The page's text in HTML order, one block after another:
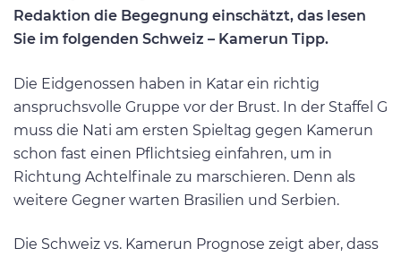
Redaktion die Begegnung einschätzt, das lesen
Sie im folgenden Schweiz – Kamerun Tipp.
Die Eidgenossen haben in Katar ein richtig
anspruchsvolle Gruppe vor der Brust. In der Staffel G
muss die Nati am ersten Spieltag gegen Kamerun
schon fast einen Pflichtsieg einfahren, um in
Richtung Achtelfinale zu marschieren. Denn als
weitere Gegner warten Brasilien und Serbien.
Die Schweiz vs. Kamerun Prognose zeigt aber, dass